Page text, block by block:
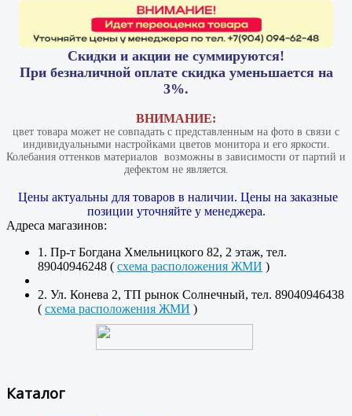
Скидки и акции не суммируются!
При безналичной оплате скидка уменьшается на
3%.
ВНИМАНИЕ:
цвет товара может не совпадать с представленным на фото в связи с
индивидуальными настройками цветов монитора и его яркости.
Колебания оттенков материалов​ ​ возможны в зависимости от партий и
дефектом не является.
Цены актуальны для товаров в наличии. Цены на заказные
позиции уточняйте у менеджера.
Адреса магазинов:
1. Пр-т Богдана Хмельницкого 82, 2 этаж, тел.
89040946248 ( схема расположения ЖМИ )
2. Ул. Конева 2, ТП рынок Солнечный, тел. 89040946438
( схема расположения ЖМИ )
Каталог